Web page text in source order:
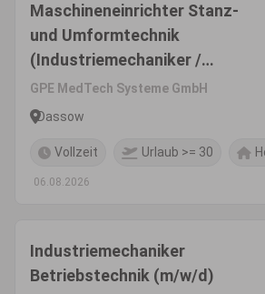
Maschineneinrichter Stanz-
und Umformtechnik
(Industriemechaniker /
Werkzeugmechaniker /
Konstruktionsmechaniker o.Ä.)
GPE MedTech Systeme GmbH
Dassow
Vollzeit Urlaub >= 30
06.08.2026
Industriemechaniker
Betriebstechnik (m/w/d)